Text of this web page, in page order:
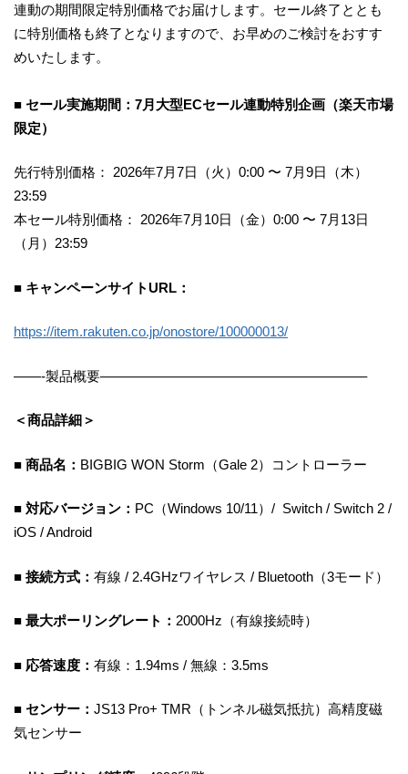
連動の期間限定特別価格でお届けします。セール終了ととも
に特別価格も終了となりますので、お早めのご検討をおすす
めいたします。
■ セール実施期間：7月大型ECセール連動特別企画（楽天市場
限定）
先行特別価格： 2026年7月7日（火）0:00 〜 7月9日（木）
23:59
本セール特別価格： 2026年7月10日（金）0:00 〜 7月13日
（月）23:59
■ キャンペーンサイトURL：
https://item.rakuten.co.jp/onostore/100000013/
——-製品概要———————————————————–
＜商品詳細＞
■ 商品名： BIGBIG WON Storm（Gale 2）コントローラー
■ 対応バージョン： PC（Windows 10/11）/ Switch / Switch 2 /
iOS / Android
■ 接続方式： 有線 / 2.4GHzワイヤレス / Bluetooth（3モード）
■ 最大ポーリングレート： 2000Hz（有線接続時）
■ 応答速度： 有線：1.94ms / 無線：3.5ms
■ センサー： JS13 Pro+ TMR（トンネル磁気抵抗）高精度磁
気センサー